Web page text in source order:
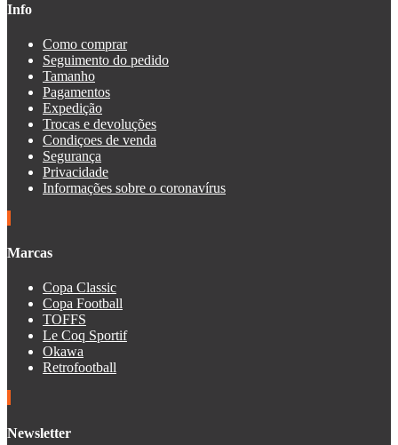
Info
Como comprar
Seguimento do pedido
Tamanho
Pagamentos
Expedição
Trocas e devoluções
Condiçoes de venda
Segurança
Privacidade
Informações sobre o coronavírus
Marcas
Copa Classic
Copa Football
TOFFS
Le Coq Sportif
Okawa
Retrofootball
Newsletter